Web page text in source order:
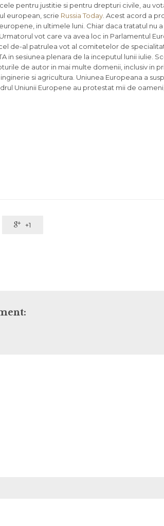
pentru justitie si pentru drepturi civile, au
european, scrie Russia Today . Acest acord a
in ultimele luni. Chiar daca tratatul nu
vot care va avea loc in Parlamentul
cel de-al patrulea vot al comitetelor de
in sesiunea plenara de la inceputul lunii iulie.
de autor in mai multe domenii, inclusiv in
si agricultura. Uniunea Europeana a
Uniunii Europene au protestat mii de
 +1